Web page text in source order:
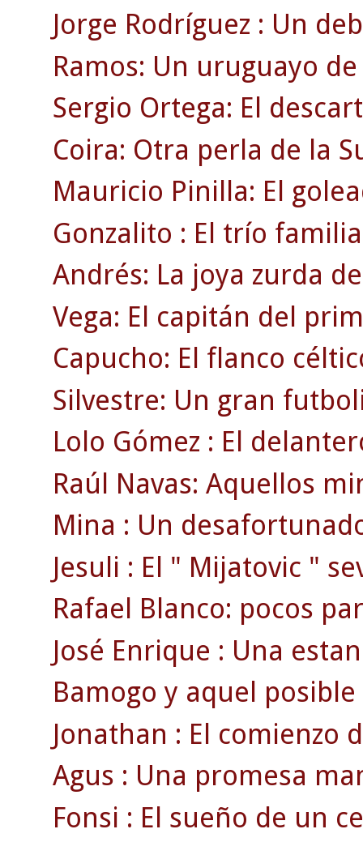
Jorge Rodríguez : Un
Ramos: Un uruguayo
Sergio Ortega: El
Coira: Otra perla de la
Mauricio Pinilla: El
Gonzalito : El trío
Andrés: La joya zurda
Vega: El capitán del
Capucho: El flanco
Silvestre: Un gran
Lolo Gómez : El
Raúl Navas: Aquellos
Mina : Un
Jesuli : El " Mijatovic "
Rafael Blanco: pocos
José Enrique : Una
Bamogo y aquel
Jonathan : El comienzo
Agus : Una promesa
Fonsi : El sueño de un